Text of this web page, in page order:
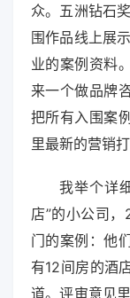
众。五洲钻石
围作品线上展
业的案例资料
来一个做品牌
把所有入围案
里最新的营销打
我举个详
店”的小公司
门的案例：他
有12间房的酒
道。评审意见